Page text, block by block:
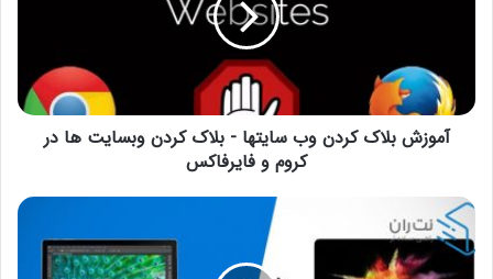
آموزش بلاک کردن وب سایتها - بلاک کردن وبسایت ها در
کروم و فایرفاکس